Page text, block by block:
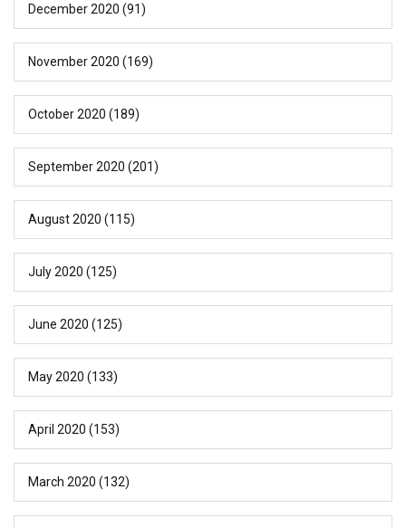
December 2020 (91)
November 2020 (169)
October 2020 (189)
September 2020 (201)
August 2020 (115)
July 2020 (125)
June 2020 (125)
May 2020 (133)
April 2020 (153)
March 2020 (132)